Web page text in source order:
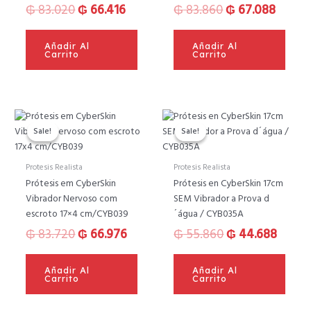
₲83.020₲ 66.416
Añadir Al
Carrito
₲83.860₲ 67.088
Añadir Al
Carrito
Sale!
Sale!
Protesis Realista
Prótesis em CyberSkin
Vibrador Nervoso com
escroto 17×4 cm/CYB039
₲83.720
El
precio
original
era:
₲ 83.720.
₲ 66.976
precio
₲ 66.976.
Añadir Al
Carrito
Sale!
Sale!
Protesis Realista
Prótesis en CyberSkin 17cm
SEM Vibrador a Prova d
´água / CYB035A
₲55.860
El
precio
era:
₲ 55.860.
₲ 44.688
El
₲
Añadir Al
Carrito